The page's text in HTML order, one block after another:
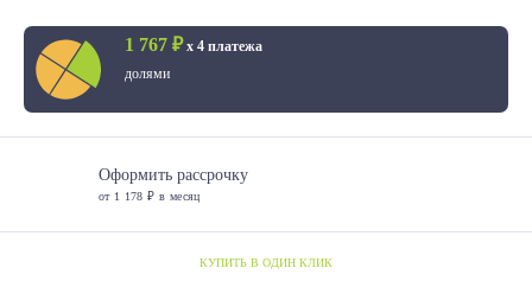
1 767 ₽х 4 платежа
долями
Оформить рассрочку
от 1 178 ₽ в месяц
КУПИТЬ В ОДИН КЛИК